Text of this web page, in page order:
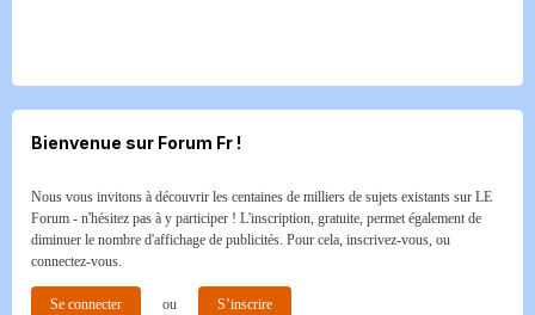
Bienvenue sur Forum Fr !
Nous vous invitons à découvrir les centaines de milliers de sujets existants sur LE
Forum - n'hésitez pas à y participer ! L'inscription, gratuite, permet également de
diminuer le nombre d'affichage de publicités. Pour cela, inscrivez-vous, ou
connectez-vous.
Se connecter ou S’inscrire